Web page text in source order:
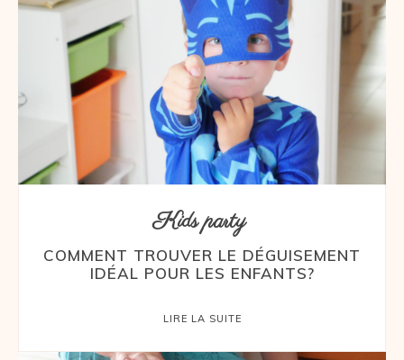
Kids party
COMMENT TROUVER LE DÉGUISEMENT
IDÉAL POUR LES ENFANTS?
LIRE LA SUITE